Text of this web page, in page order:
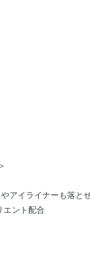
アイライナーも落と
エント配合